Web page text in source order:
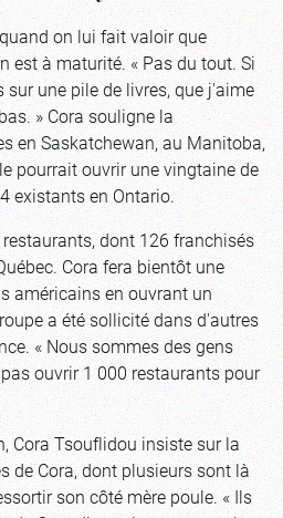
on lui fait valoir que
est à maturité. « Pas du tout. Si
une pile de livres, que j'aime
» Cora souligne la
en Saskatchewan, au Manitoba,
pourrait ouvrir une vingtaine de
existants en Ontario.
dont 126 franchisés
Cora fera bientôt une
américains en ouvrant un
a été sollicité dans d'autres
« Nous sommes des gens
ouvrir 1 000 restaurants pour
Cora Tsouflidou insiste sur la
de Cora, dont plusieurs sont là
son côté mère poule. « Ils